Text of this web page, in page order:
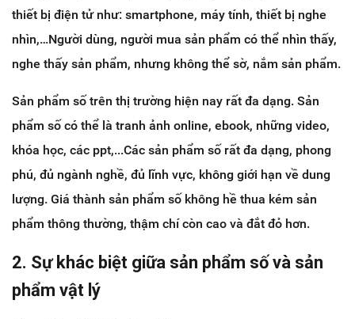
thiết bị điện tử như: smartphone, máy tính, thiết bị nghe
nhìn,…Người dùng, người mua sản phẩm có thể nhìn thấy,
nghe thấy sản phẩm, nhưng không thể sờ, nắm sản phẩm.
Sản phẩm số trên thị trường hiện nay rất đa dạng. Sản
phẩm số có thể là tranh ảnh online, ebook, những video,
khóa học, các ppt,...Các sản phẩm số rất đa dạng, phong
phú, đủ ngành nghề, đủ lĩnh vực, không giới hạn về dung
lượng. Giá thành sản phẩm số không hề thua kém sản
phẩm thông thường, thậm chí còn cao và đắt đỏ hơn.
2. Sự khác biệt giữa sản phẩm số và sản
phẩm vật lý